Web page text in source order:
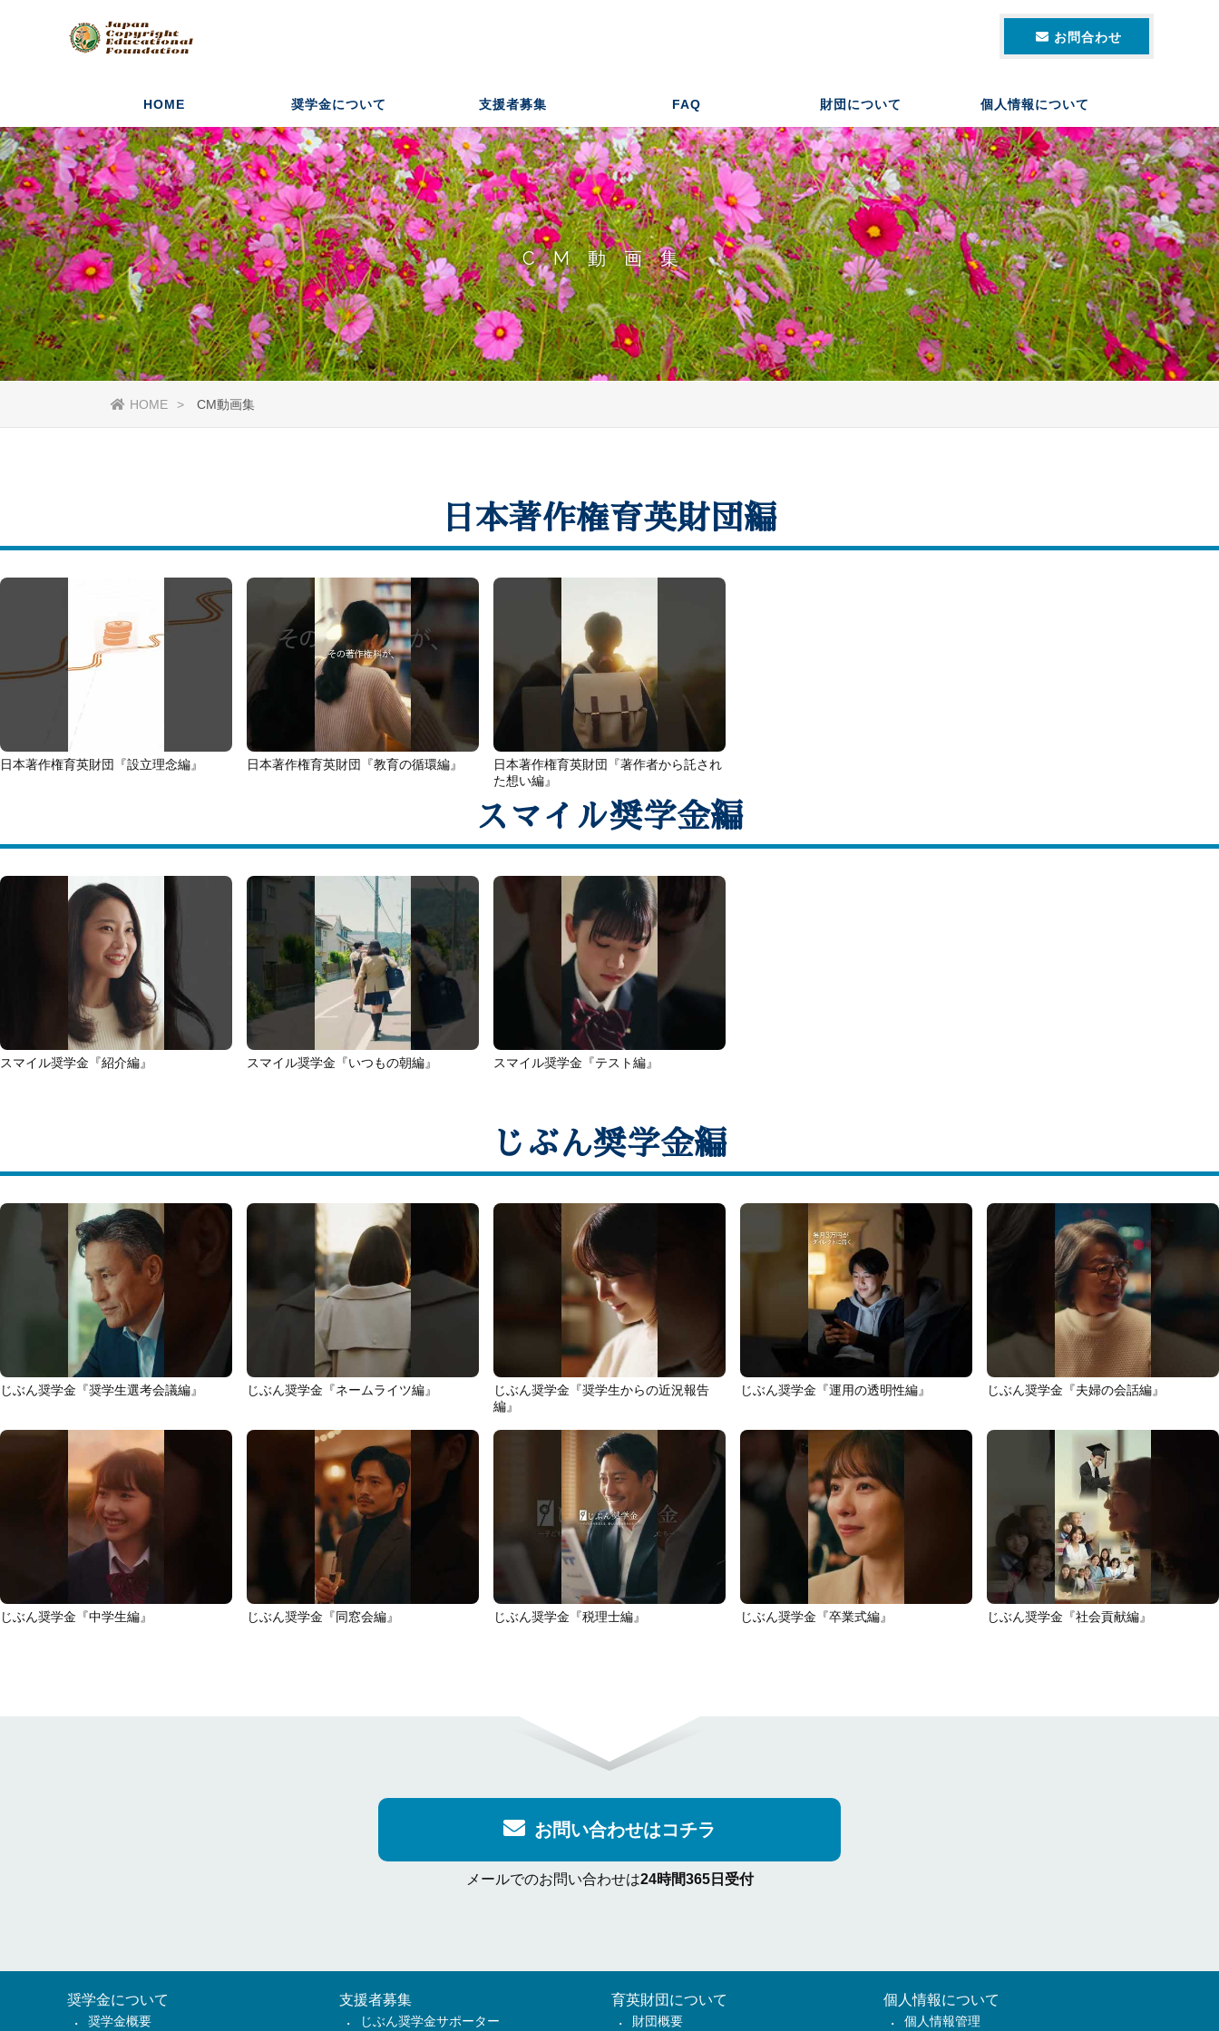
お問合わせ
HOME 奨学金について 支援者募集 FAQ 財団について 個人情報について
CM動画集
HOME CM動画集
日本著作権育英財団編
日本著作権育英財団『設立理念編』 日本著作権育英財団『教育の循環編』
日本著作権育英財団『著作者から託され
た想い編』
スマイル奨学金編
スマイル奨学金『紹介編』 スマイル奨学金『いつもの朝編』 スマイル奨学金『テスト編』
じぶん奨学金編
じぶん奨学金『奨学生選考会議編』 じぶん奨学金『ネームライツ編』
じぶん奨学金『奨学生からの近況報告
編』
じぶん奨学金『運用の透明性編』 じぶん奨学金『夫婦の会話編』
じぶん奨学金『中学生編』 じぶん奨学金『同窓会編』 じぶん奨学金『税理士編』 じぶん奨学金『卒業式編』 じぶん奨学金『社会貢献編』
お問い合わせはコチラ
メールでのお問い合わせは24時間365日受付
奨学金について
奨学金概要
支援者募集
じぶん奨学金サポーター
育英財団について
財団概要
個人情報について
個人情報管理